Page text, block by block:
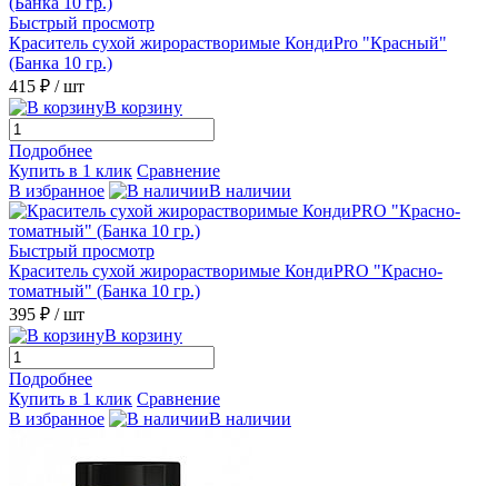
Быстрый просмотр
Краситель сухой жирорастворимые КондиPro "Красный"
(Банка 10 гр.)
415 ₽ / шт
В корзину
Подробнее
Купить в 1 клик Сравнение
В избранное
В наличии
Быстрый просмотр
Краситель сухой жирорастворимые КондиPRO "Красно-
томатный" (Банка 10 гр.)
395 ₽ / шт
В корзину
Подробнее
Купить в 1 клик Сравнение
В избранное
В наличии